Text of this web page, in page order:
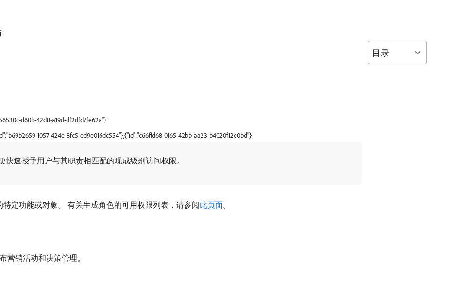
d60b-42d8-a19d-df2dfd7fe62a"}
1057-424e-8fc5-ed9e016dc554"},{"id":"c66ffd68-0f65-42bb-aa23-b4020f12e0bd"}
速授予用户与其职责相匹配的现成级别访问权限。
定功能或对象。 有关生成角色的可用权限列表，请参阅此页面。
营销活动和决策管理。
目录